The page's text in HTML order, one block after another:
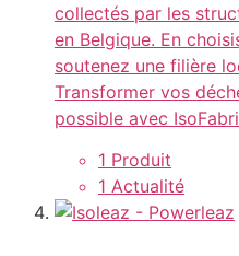
collectés par les
en Belgique. En
soutenez une filière
Transformer vos
possible avec
1 Produit
1 Actualité